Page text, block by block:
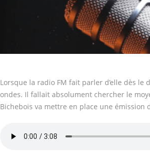
Lorsque la radio FM fait parler d’elle dès
ondes. Il fallait absolument chercher le
Bichebois va mettre en place une